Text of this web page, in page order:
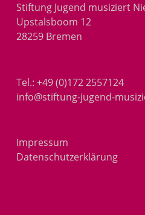
Stiftung Jugend musiziert
Upstalsboom 12
28259 Bremen
Tel.: +49 (0)172 2557124
info@stiftung-jugend-
Impressum
Datenschutzerklärung